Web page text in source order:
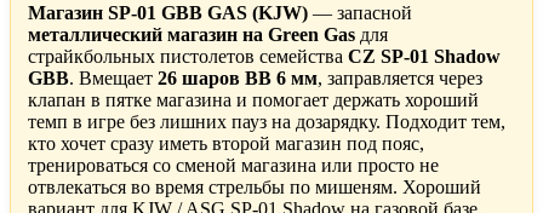
Магазин SP-01 GBB GAS (KJW) — запасной
металлический магазин на Green Gas для
страйкбольных пистолетов семейства CZ SP-01 Shadow
GBB. Вмещает 26 шаров BB 6 мм, заправляется через
клапан в пятке магазина и помогает держать хороший
темп в игре без лишних пауз на дозарядку. Подходит тем,
кто хочет сразу иметь второй магазин под пояс,
тренироваться со сменой магазина или просто не
отвлекаться во время стрельбы по мишеням. Хороший
вариант для KJW / ASG SP-01 Shadow на газовой базе.